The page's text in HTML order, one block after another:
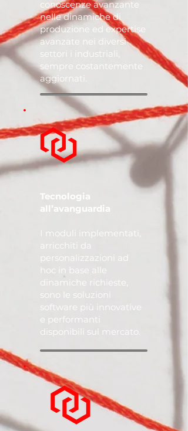
conoscenze avanzante
nelle dinamiche di
produzione ed expertise
avanzate nei diversi
settori i industriali,
sempre costantemente
aggiornati.
Tecnologia
all’avanguardia
I moduli implementati,
arricchiti da
personalizzazioni ad
hoc in base alle
dinamiche richieste,
sono le soluzioni
software più innovative
e performanti
disponibili sul mercato.